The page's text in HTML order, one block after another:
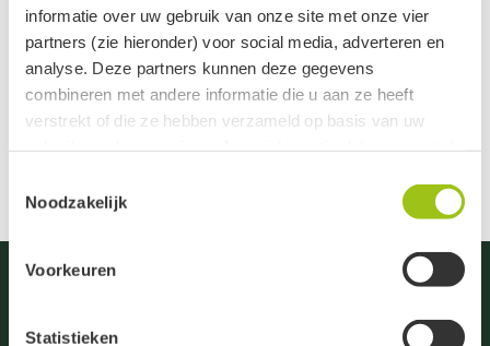
informatie over uw gebruik van onze site met onze vier
partners (zie hieronder) voor social media, adverteren en
analyse. Deze partners kunnen deze gegevens
combineren met andere informatie die u aan ze heeft
verstrekt of die ze hebben verzameld op basis van uw
Clerk
Noodzakelijk
Voorkeuren
Statistieken
Gerelateerde categorieën
Live workshops